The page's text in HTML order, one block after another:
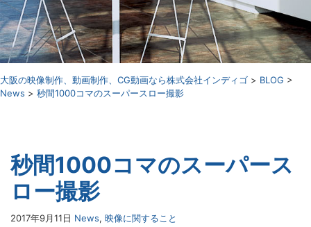
⼤阪の映像制作、動画制作、CG動画なら株式会社インディゴ > BLOG >
News > 秒間1000コマのスーパースロー撮影
秒間1000コマのスーパース
ロー撮影
2017年9月11日 News, 映像に関すること